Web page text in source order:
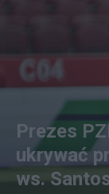
Prezes
ukrywać
ws.